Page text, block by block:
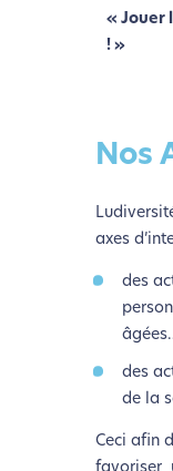
« Jouer
! »
Nos
axes
des
des
de la
Ceci afin